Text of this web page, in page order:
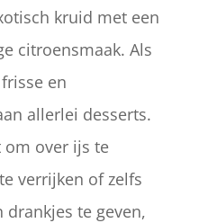
kruid met een
citroensmaak. Als
en
allerlei desserts.
om over ijs te
verrijken of zelfs
drankjes te geven,